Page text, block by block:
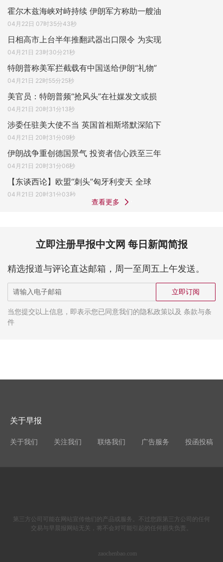
霍尔木兹海峡对峙持续 伊朗军方称助一艘油
04月22日 07时35分43秒
日相高市上台半年推翻武器出口限令 为实现
04月21日 23时30分21秒
特朗普称美军拦截载有中国送给伊朗“礼物”
04月21日 22时55分25秒
美官员：特朗普频“抢风头”在社媒发文或损
04月21日 20时31分13秒
涉委任驻美大使不当 英国首相斯塔默深陷下
04月21日 20时31分09秒
伊朗战争重创德国景气 投资者信心跌至三年
04月21日 20时31分06秒
【东谈西论】欧盟“刺头”匈牙利变天 全球
04月21日 20时31分03秒
查看更多
立即注册早报中文网 每日新闻简报
精选报道与评论直达邮箱，周一至周五上午发送。
立即订阅
当您提交以上信息，即表示您已同意我们的隐私政策以及 条款与条
件
关于早报
关于我们 关注我们 联络我们 广告服务 投函投稿
第三方公司可能在网站宣传他们的产品或服务。不过您跟第三方公司的任何
交易与早晨报网站无关，将不会对可能引起的任何损失负责。
zaochenbao.com